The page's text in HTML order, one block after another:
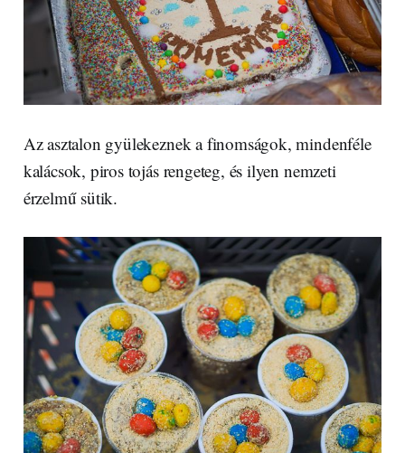
Az asztalon gyülekeznek a finomságok, mindenféle
kalácsok, piros tojás rengeteg, és ilyen nemzeti
érzelmű sütik.